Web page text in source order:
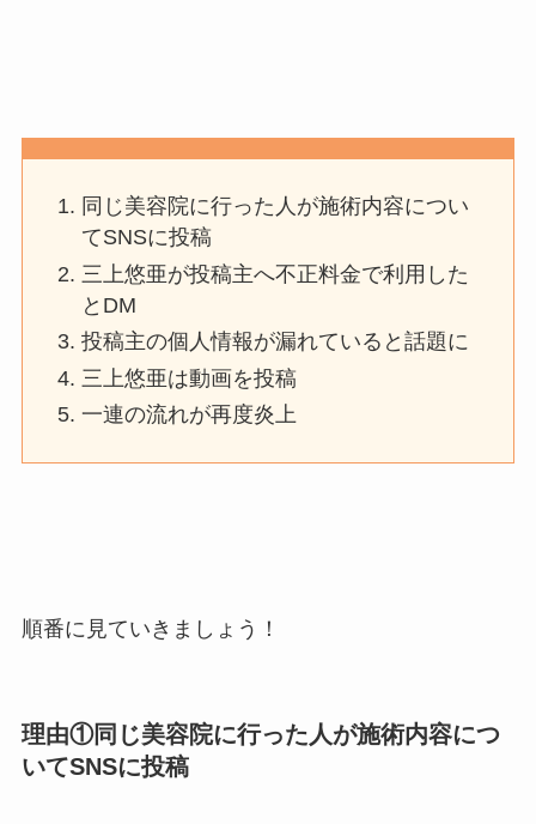
同じ美容院に行った人が施術内容につい
てSNSに投稿
三上悠亜が投稿主へ不正料金で利用した
とDM
投稿主の個人情報が漏れていると話題に
三上悠亜は動画を投稿
一連の流れが再度炎上
順番に見ていきましょう！
理由①同じ美容院に行った人が施術内容につ
いてSNSに投稿